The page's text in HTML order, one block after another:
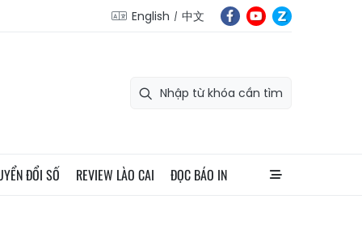
English 中文
ĐỔI SỐ REVIEW LÀO CAI ĐỌC BÁO IN